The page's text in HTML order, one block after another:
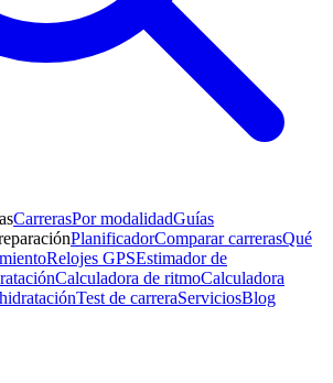
CarrerasPor modalidadGuías
PlanificadorComparar carrerasQué
Relojes GPSEstimador de
Calculadora de ritmoCalculadora
Test de carreraServiciosBlog